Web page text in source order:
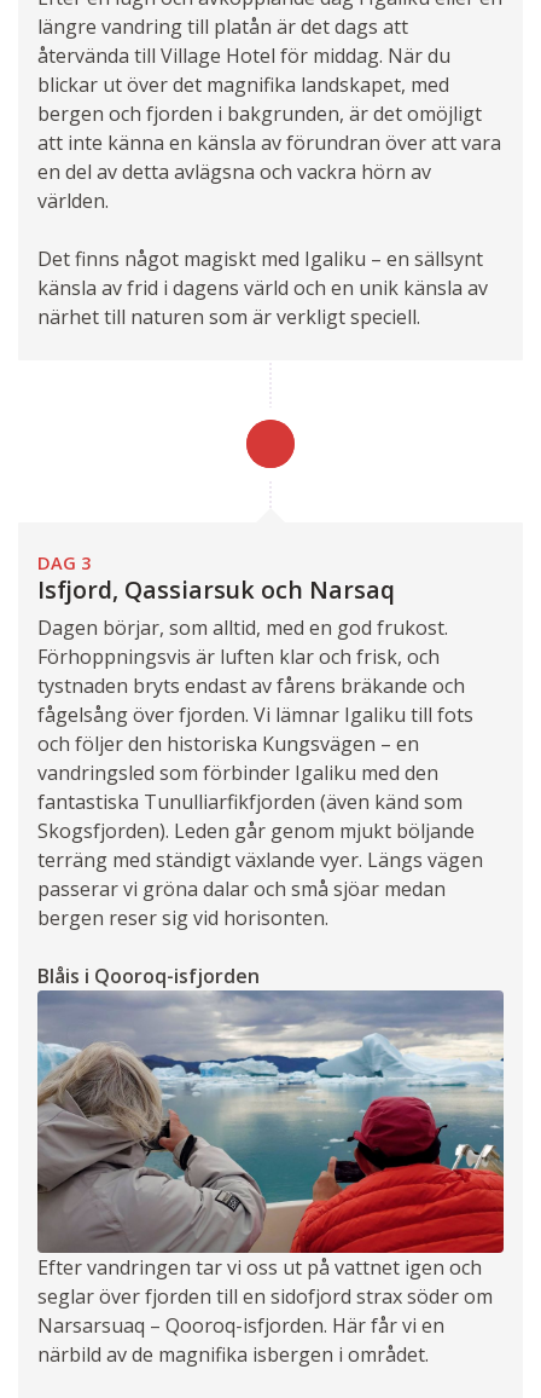
längre vandring till platån är det dags att
återvända till Village Hotel för middag. När du
blickar ut över det magnifika landskapet, med
bergen och fjorden i bakgrunden, är det omöjligt
att inte känna en känsla av förundran över att vara
en del av detta avlägsna och vackra hörn av
världen.
Det finns något magiskt med Igaliku – en sällsynt
känsla av frid i dagens värld och en unik känsla av
närhet till naturen som är verkligt speciell.
DAG 3
Isfjord, Qassiarsuk och Narsaq
Dagen börjar, som alltid, med en god frukost.
Förhoppningsvis är luften klar och frisk, och
tystnaden bryts endast av fårens bräkande och
fågelsång över fjorden. Vi lämnar Igaliku till fots
och följer den historiska Kungsvägen – en
vandringsled som förbinder Igaliku med den
fantastiska Tunulliarfikfjorden (även känd som
Skogsfjorden). Leden går genom mjukt böljande
terräng med ständigt växlande vyer. Längs vägen
passerar vi gröna dalar och små sjöar medan
bergen reser sig vid horisonten.
Blåis i Qooroq-isfjorden
Efter vandringen tar vi oss ut på vattnet igen och
seglar över fjorden till en sidofjord strax söder om
Narsarsuaq – Qooroq-isfjorden. Här får vi en
närbild av de magnifika isbergen i området.